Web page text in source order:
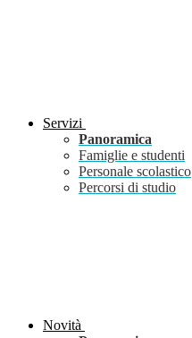
Servizi
Panoramica
Famiglie e studenti
Personale scolastico
Percorsi di studio
Novità